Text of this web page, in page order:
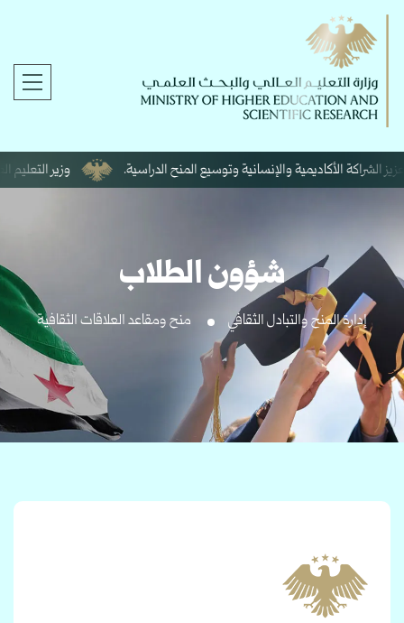
الأكاديمية والإنسانية وتوسيع المنح الدراسية. وزير التعليم
شؤون الطلاب
إدارة المنح والتبادل الثقافي منح ومقاعد العلاقات الثقافية